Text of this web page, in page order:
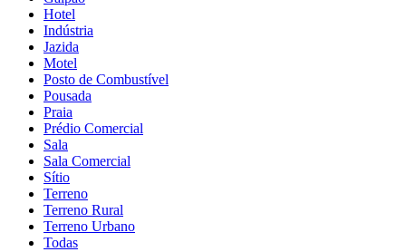
Hotel
Indústria
Jazida
Motel
Posto de Combustível
Pousada
Praia
Prédio Comercial
Sala
Sala Comercial
Sítio
Terreno
Terreno Rural
Terreno Urbano
Todas